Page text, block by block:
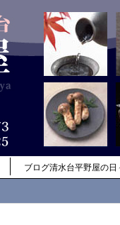
ブログ清水台平野屋の日